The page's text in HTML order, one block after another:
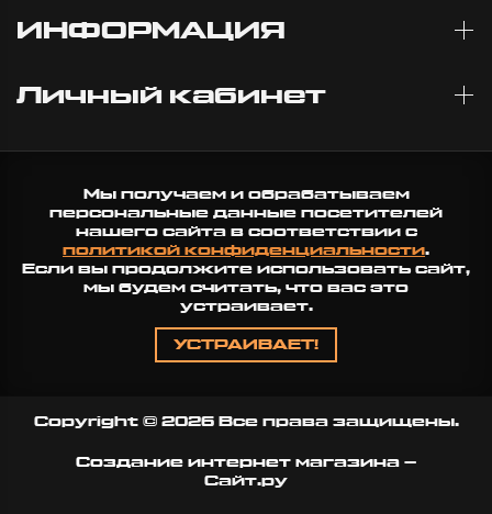
ИНФОРМАЦИЯ
Личный кабинет
Мы получаем и обрабатываем
персональные данные посетителей
нашего сайта в соответствии с
политикой конфиденциальности.
Если вы продолжите использовать сайт,
мы будем считать, что вас это
устраивает.
УСТРАИВАЕТ!
Copyright © 2026 Все права защищены.
Создание интернет магазина –
Сайт.ру